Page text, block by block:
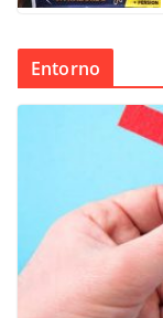
Entorno